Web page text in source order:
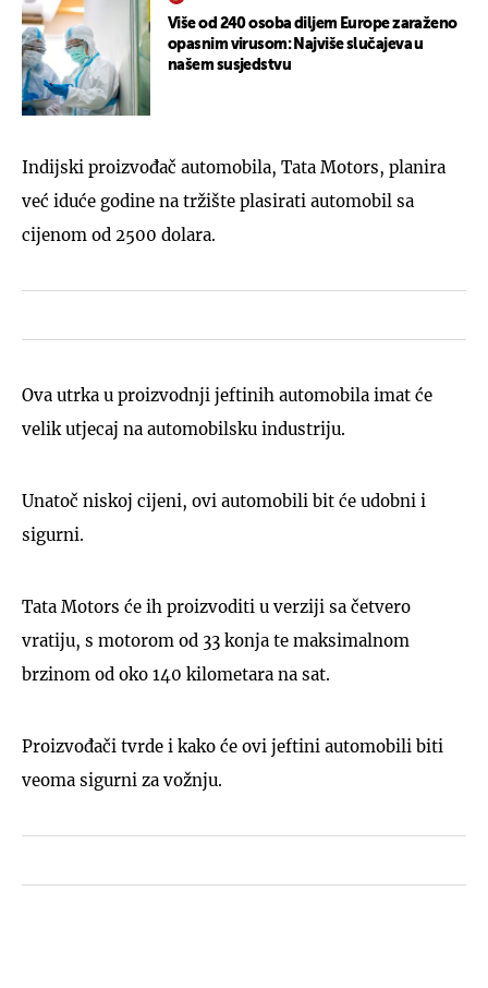
Više od 240 osoba diljem Europe zaraženo
opasnim virusom: Najviše slučajeva u
našem susjedstvu
Indijski proizvođač automobila, Tata Motors, planira
već iduće godine na tržište plasirati automobil sa
cijenom od 2500 dolara.
Ova utrka u proizvodnji jeftinih automobila imat će
velik utjecaj na automobilsku industriju.
Unatoč niskoj cijeni, ovi automobili bit će udobni i
sigurni.
Tata Motors će ih proizvoditi u verziji sa četvero
vratiju, s motorom od 33 konja te maksimalnom
brzinom od oko 140 kilometara na sat.
Proizvođači tvrde i kako će ovi jeftini automobili biti
veoma sigurni za vožnju.